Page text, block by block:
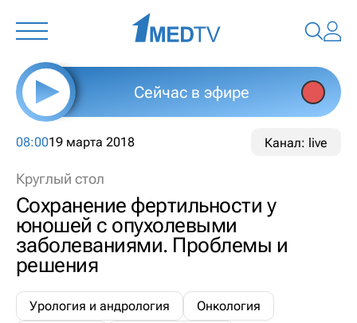
Сейчас в эфире
08:0019 марта 2018 Канал: live
Круглый стол
Сохранение фертильности у
юношей с опухолевыми
заболеваниями. Проблемы и
решения
Урология и андрология
Онкология